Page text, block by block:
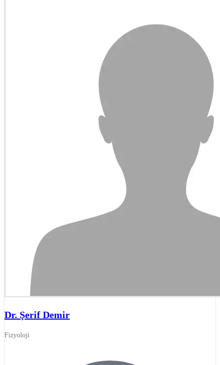
Dr. Şerif Demir
Fizyoloji